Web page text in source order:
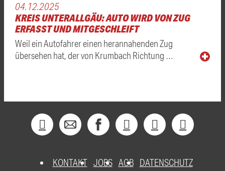
04.12.2025
KREIS UNTERALLGÄU: AUTO WIRD VON ZUG
ERFASST UND MITGESCHLEIFT
Weil ein Autofahrer einen herannahenden Zug
übersehen hat, der von Krumbach Richtung …
KONTAKT JOBS AGB DATENSCHUTZ